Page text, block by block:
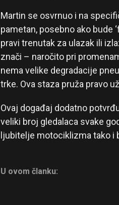
Martin se osvrnuo i na
pametan, posebno ako bude
pravi trenutak za ulazak ili
znači – naročito pri
nema velike degradacije
trke. Ova staza pruža pravo
Ovaj događaj dodatno
veliki broj gledalaca svake
ljubitelje motociklizma tako i
U ovom članku: